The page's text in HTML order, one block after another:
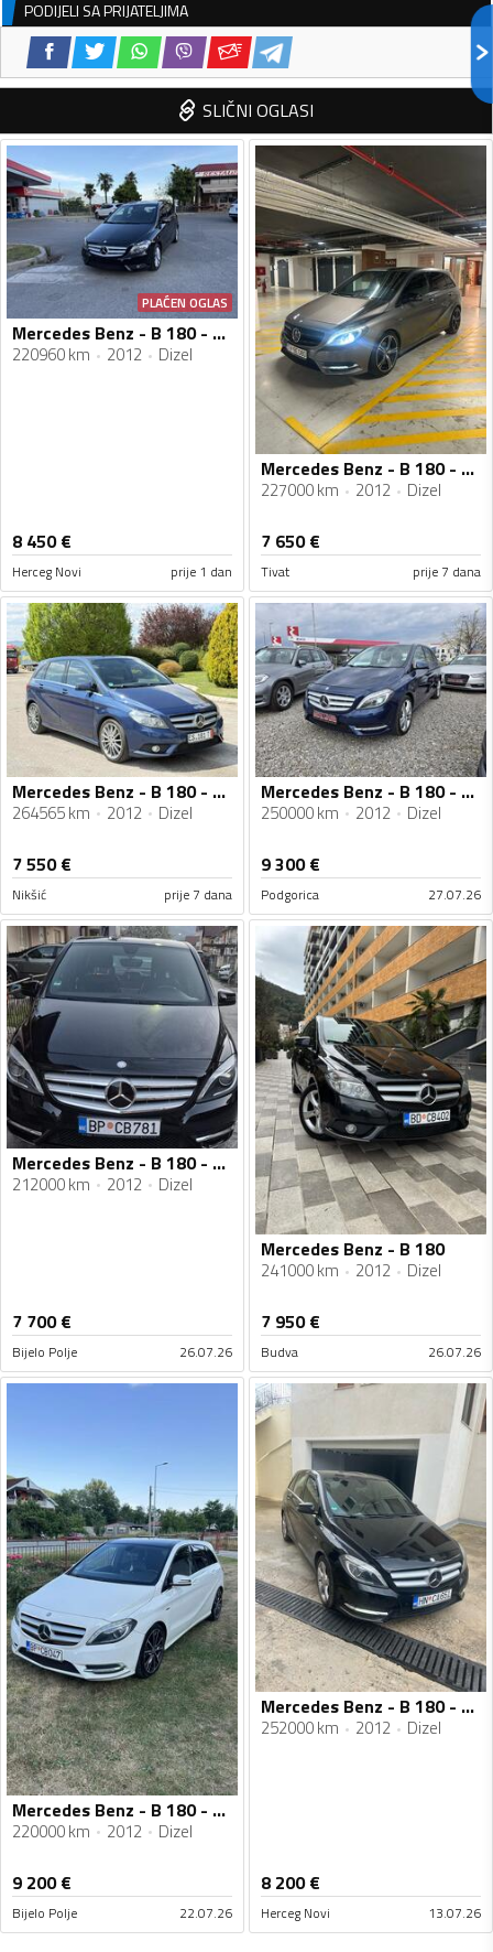
PODIJELI SA PRIJATELJIMA
SLIČNI OGLASI
PLAĆEN OGLAS
Mercedes Benz - B 180 - CDI
220960 km 2012 Dizel
8 450€
Herceg Novi prije 1 dan
Mercedes Benz - B 180 - 1.8cdi AMG
227000 km 2012 Dizel
7 650€
Tivat prije 7 dana
Mercedes Benz - B 180 - w246
264565 km 2012 Dizel
7 550€
Nikšić prije 7 dana
Mercedes Benz - B 180 - B 180 CDI
250000 km 2012 Dizel
9 300€
Podgorica 27.07.26
Mercedes Benz - B 180 - C 180 CDI
212000 km 2012 Dizel
7 700€
Bijelo Polje 26.07.26
Mercedes Benz - B 180
241000 km 2012 Dizel
7 950€
Budva 26.07.26
Mercedes Benz - B 180 - b180
220000 km 2012 Dizel
9 200€
Bijelo Polje 22.07.26
Mercedes Benz - B 180 - Cdi
252000 km 2012 Dizel
8 200€
Herceg Novi 13.07.26